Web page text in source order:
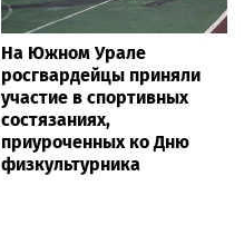
На Южном Урале
росгвардейцы приняли
участие в спортивных
состязаниях,
приуроченных ко Дню
физкультурника